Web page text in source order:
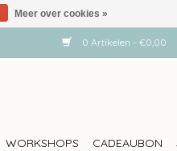
0 Artikelen - €0,00
WORKSHOPS CADEAUBON
Meer over cookies »